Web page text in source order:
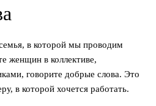
в которой мы проводим
женщин в коллективе,
говорите добрые слова. Это
в которой хочется работать.